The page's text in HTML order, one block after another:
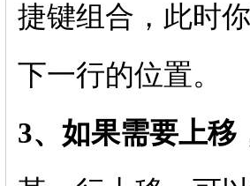
捷键组合，此时
下一行的位置。
3、如果需要上移